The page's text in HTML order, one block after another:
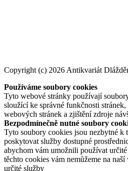
Copyright (c) 2026 Antikvariát
Používáme soubory cookies
Tyto webové stránky používají
sloužící ke správné funkčnosti
webových stránek a zjištění zdroje
Bezpodmínečně nutné soubory
Tyto soubory cookies jsou nezbytné k
poskytovat služby dostupné
abychom vám umožnili používat
těchto cookies vám nemůžeme na
určité služby